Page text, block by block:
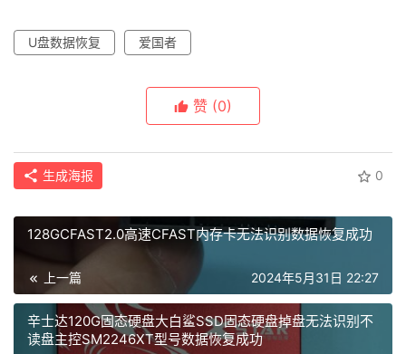
成
功
案
例
U盘数据恢复 爱国者
赞 (0)
生成海报 0
128GCFAST2.0高速CFAST内存卡无法识别数据恢复成功
上一篇 2024年5月31日 22:27
辛士达120G固态硬盘大白鲨SSD固态硬盘掉盘无法识别不
读盘主控SM2246XT型号数据恢复成功